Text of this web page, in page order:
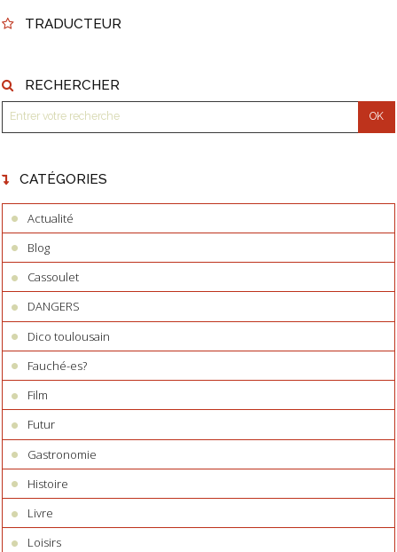
TRADUCTEUR
RECHERCHER
CATÉGORIES
Actualité
Blog
Cassoulet
DANGERS
Dico toulousain
Fauché-es?
Film
Futur
Gastronomie
Histoire
Livre
Loisirs